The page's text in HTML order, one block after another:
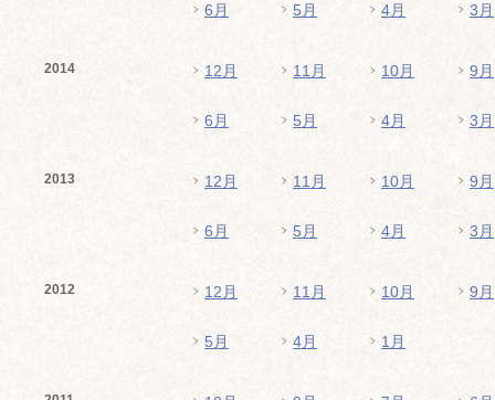
6月 5月 4月 3月
2014 12月 11月 10月 9月
6月 5月 4月 3月
2013 12月 11月 10月 9月
6月 5月 4月 3月
2012 12月 11月 10月 9月
5月 4月 1月